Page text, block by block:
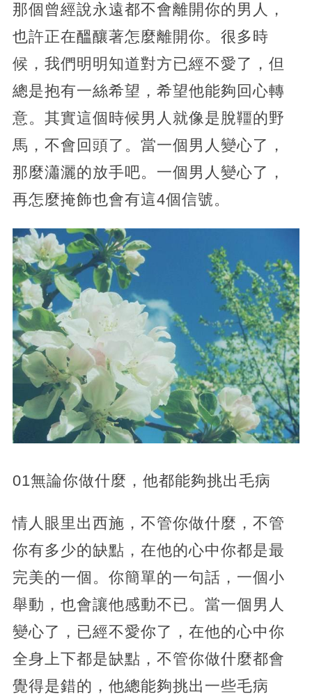
那個曾經說永遠都不會離開你的男人，
也許正在醞釀著怎麼離開你。很多時
候，我們明明知道對方已經不愛了，但
總是抱有一絲希望，希望他能夠回心轉
意。其實這個時候男人就像是脫韁的野
馬，不會回頭了。當一個男人變心了，
那麼瀟灑的放手吧。一個男人變心了，
再怎麼掩飾也會有這4個信號。
01無論你做什麼，他都能夠挑出毛病
情人眼里出西施，不管你做什麼，不管
你有多少的缺點，在他的心中你都是最
完美的一個。你簡單的一句話，一個小
舉動，也會讓他感動不已。當一個男人
變心了，已經不愛你了，在他的心中你
全身上下都是缺點，不管你做什麼都會
覺得是錯的，他總能夠挑出一些毛病